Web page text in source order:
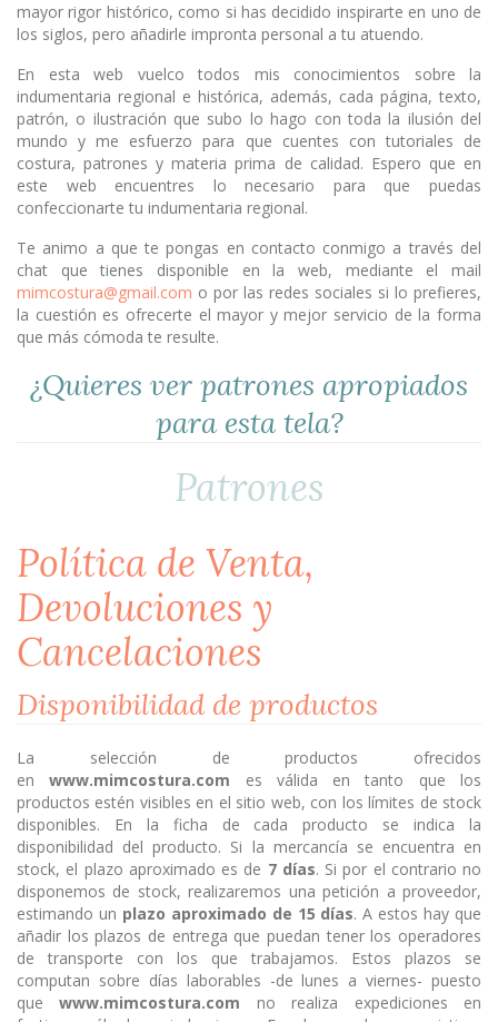
mayor rigor histórico, como si has decidido inspirarte en uno de
los siglos, pero añadirle impronta personal a tu atuendo.
En esta web vuelco todos mis conocimientos sobre la
indumentaria regional e histórica, además, cada página, texto,
patrón, o ilustración que subo lo hago con toda la ilusión del
mundo y me esfuerzo para que cuentes con tutoriales de
costura, patrones y materia prima de calidad. Espero que en
este web encuentres lo necesario para que puedas
confeccionarte tu indumentaria regional.
Te animo a que te pongas en contacto conmigo a través del
chat que tienes disponible en la web, mediante el mail
mimcostura@gmail.com o por las redes sociales si lo prefieres,
la cuestión es ofrecerte el mayor y mejor servicio de la forma
que más cómoda te resulte.
¿Quieres ver patrones apropiados
para esta tela?
Patrones
Política de Venta,
Devoluciones y
Cancelaciones
Disponibilidad de productos
La selección de productos ofrecidos
enwww.mimcostura.com es válida en tanto que los
productos estén visibles en el sitio web, con los límites de stock
disponibles. En la ficha de cada producto se indica la
disponibilidad del producto. Si la mercancía se encuentra en
stock, el plazo aproximado es de 7 días. Si por el contrario no
disponemos de stock, realizaremos una petición a proveedor,
estimando un plazo aproximado de 15 días. A estos hay que
añadir los plazos de entrega que puedan tener los operadores
de transporte con los que trabajamos. Estos plazos se
computan sobre días laborables -de lunes a viernes- puesto
quewww.mimcostura.com no realiza expediciones en